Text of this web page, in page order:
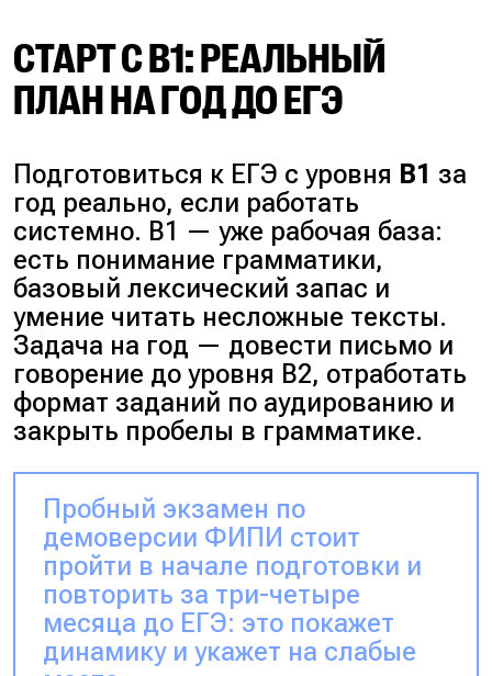
СТАРТ С B1: РЕАЛЬНЫЙ
ПЛАН НА ГОД ДО ЕГЭ
Подготовиться к ЕГЭ с уровня B1 за
год реально, если работать
системно. B1 — уже рабочая база:
есть понимание грамматики,
базовый лексический запас и
умение читать несложные тексты.
Задача на год — довести письмо и
говорение до уровня B2, отработать
формат заданий по аудированию и
закрыть пробелы в грамматике.
Пробный экзамен по
демоверсии ФИПИ стоит
пройти в начале подготовки и
повторить за три-четыре
месяца до ЕГЭ: это покажет
динамику и укажет на слабые